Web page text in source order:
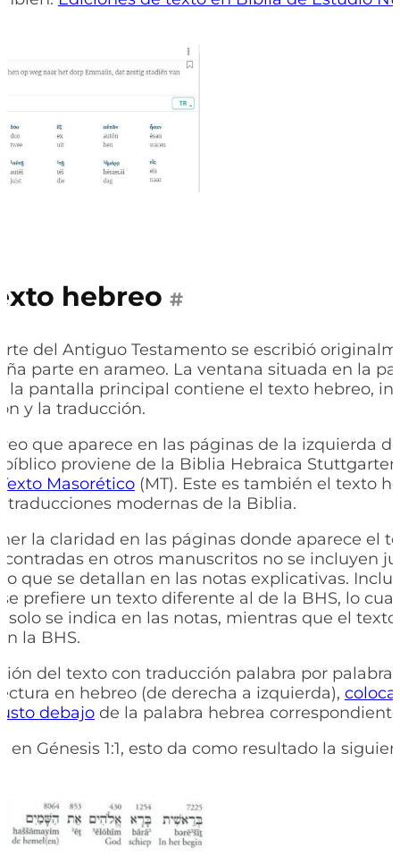
hebreo #
del Antiguo Testamento se escribió
parte en arameo. La ventana situada en la
la pantalla principal contiene el texto hebreo,
y la traducción.
que aparece en las páginas de la izquierda
proviene de la Biblia Hebraica
Masorético(MT). Este es también el texto
traducciones modernas de la Biblia.
la claridad en las páginas donde aparece el
en otros manuscritos no se incluyen
que se detallan en las notas explicativas.
prefiere un texto diferente al de la BHS, lo
solo se indica en las notas, mientras que el
la BHS.
del texto con traducción palabra por palabra
en hebreo (de derecha a izquierda),
debajode la palabra hebrea
en Génesis 1:1, esto da como resultado la